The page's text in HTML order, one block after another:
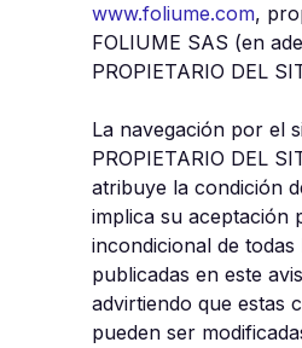
www.foliume.com,
FOLIUME SAS (en
PROPIETARIO DEL
La navegación por el
PROPIETARIO DEL
atribuye la condición
implica su aceptación
incondicional de todas
publicadas en este
advirtiendo que estas
pueden ser